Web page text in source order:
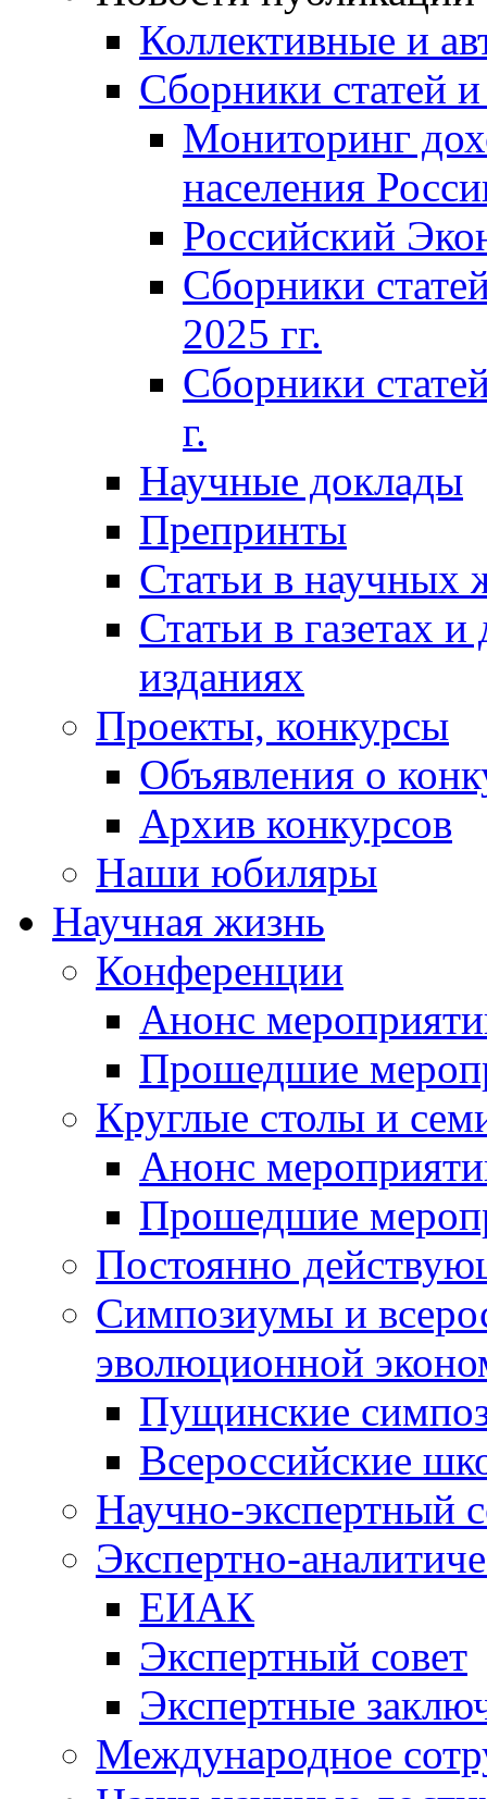
Коллективные и
Сборники статей
Мониторинг
населения
Российский
Сборники
2025 гг.
Сборники
г.
Научные доклады
Препринты
Статьи в научных
Статьи в газетах
изданиях
Проекты, конкурсы
Объявления о
Архив конкурсов
Наши юбиляры
Научная жизнь
Конференции
Анонс
Прошедшие
Круглые столы и
Анонс
Прошедшие
Постоянно
Симпозиумы и
эволюционной
Пущинские
Всероссийские
Научно-экспертный
Экспертно-
ЕИАК
Экспертный совет
Экспертные
Международное